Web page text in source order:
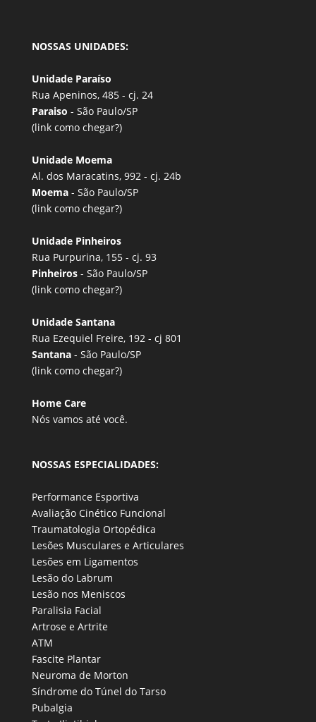
NOSSAS UNIDADES:
Unidade Paraíso
Rua Apeninos, 485 - cj. 24
Paraiso - São Paulo/SP
(link como chegar?)
Unidade Moema
Al. dos Maracatins, 992 - cj. 24b
Moema - São Paulo/SP
(link como chegar?)
Unidade Pinheiros
Rua Purpurina, 155 - cj. 93
Pinheiros - São Paulo/SP
(link como chegar?)
Unidade Santana
Rua Ezequiel Freire, 192 - cj 801
Santana - São Paulo/SP
(link como chegar?)
Home Care
Nós vamos até você.
NOSSAS ESPECIALIDADES:
Performance Esportiva
Avaliação Cinético Funcional
Traumatologia Ortopédica
Lesões Musculares e Articulares
Lesões em Ligamentos
Lesão do Labrum
Lesão nos Meniscos
Paralisia Facial
Artrose e Artrite
ATM
Fascite Plantar
Neuroma de Morton
Síndrome do Túnel do Tarso
Pubalgia